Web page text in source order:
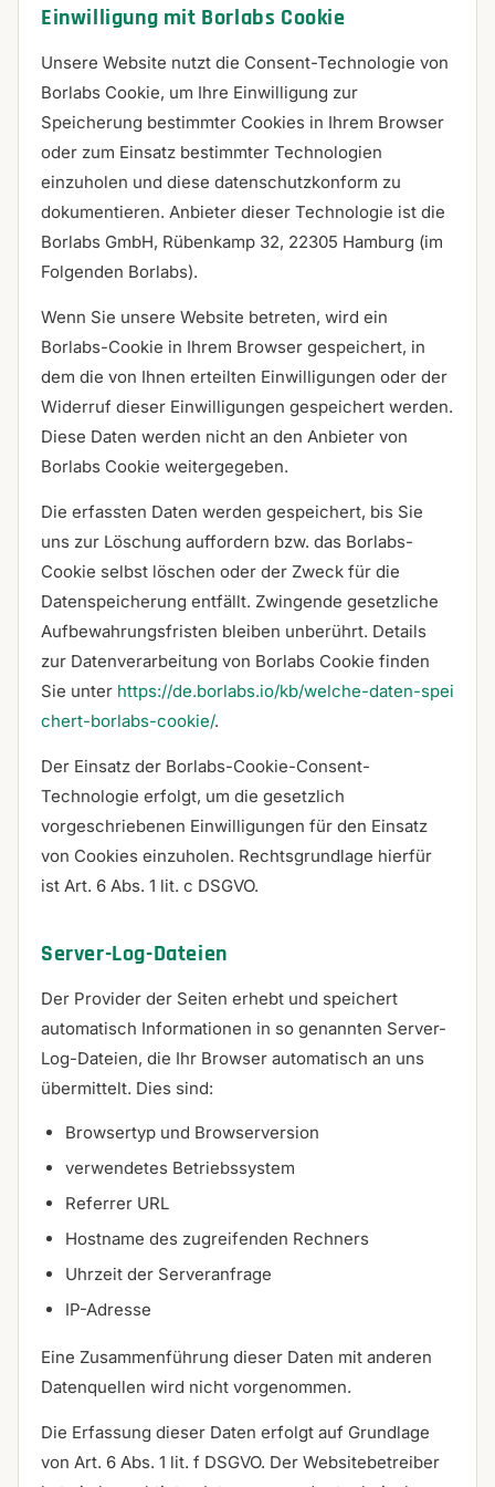
Einwilligung mit Borlabs Cookie
Unsere Website nutzt die Consent-Technologie von
Borlabs Cookie, um Ihre Einwilligung zur
Speicherung bestimmter Cookies in Ihrem Browser
oder zum Einsatz bestimmter Technologien
einzuholen und diese datenschutzkonform zu
dokumentieren. Anbieter dieser Technologie ist die
Borlabs GmbH, Rübenkamp 32, 22305 Hamburg (im
Folgenden Borlabs).
Wenn Sie unsere Website betreten, wird ein
Borlabs-Cookie in Ihrem Browser gespeichert, in
dem die von Ihnen erteilten Einwilligungen oder der
Widerruf dieser Einwilligungen gespeichert werden.
Diese Daten werden nicht an den Anbieter von
Borlabs Cookie weitergegeben.
Die erfassten Daten werden gespeichert, bis Sie
uns zur Löschung auffordern bzw. das Borlabs-
Cookie selbst löschen oder der Zweck für die
Datenspeicherung entfällt. Zwingende gesetzliche
Aufbewahrungsfristen bleiben unberührt. Details
zur Datenverarbeitung von Borlabs Cookie finden
Sie unter https://de.borlabs.io/kb/welche-daten-spei
chert-borlabs-cookie/.
Der Einsatz der Borlabs-Cookie-Consent-
Technologie erfolgt, um die gesetzlich
vorgeschriebenen Einwilligungen für den Einsatz
von Cookies einzuholen. Rechtsgrundlage hierfür
ist Art. 6 Abs. 1 lit. c DSGVO.
Server-Log-Dateien
Der Provider der Seiten erhebt und speichert
automatisch Informationen in so genannten Server-
Log-Dateien, die Ihr Browser automatisch an uns
übermittelt. Dies sind:
Browsertyp und Browserversion
verwendetes Betriebssystem
Referrer URL
Hostname des zugreifenden Rechners
Uhrzeit der Serveranfrage
IP-Adresse
Eine Zusammenführung dieser Daten mit anderen
Datenquellen wird nicht vorgenommen.
Die Erfassung dieser Daten erfolgt auf Grundlage
von Art. 6 Abs. 1 lit. f DSGVO. Der Websitebetreiber